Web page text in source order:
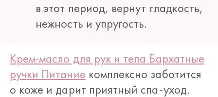
в этот период, вернут гладкость,
нежность и упругость.
Крем-масло для рук и тела Бархатные
ручки Питание комплексно заботится
о коже и дарит приятный спа-уход.